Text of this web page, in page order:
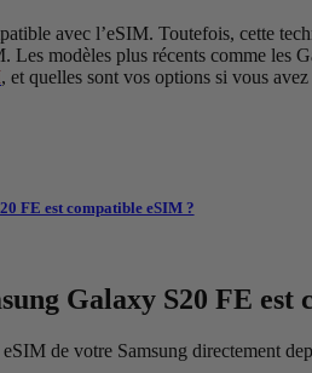
avec l’eSIM. Toutefois, cette
Les modèles plus récents comme
, et quelles sont vos options si vous
FE est compatible eSIM ?
Galaxy S20 FE est
de votre Samsung directement